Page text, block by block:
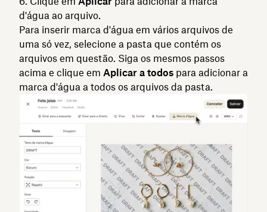
d'água ao arquivo.
Para inserir marca d'água em vários arquivos de
uma só vez, selecione a pasta que contém os
arquivos em questão. Siga os mesmos passos
acima e clique em Aplicar a todos para adicionar a
marca d'água a todos os arquivos da pasta.